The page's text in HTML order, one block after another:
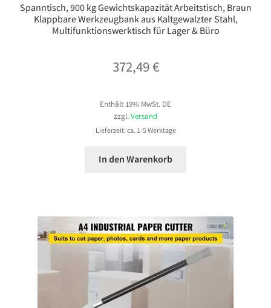
Spanntisch, 900 kg Gewichtskapazität Arbeitstisch, Braun
Klappbare Werkzeugbank aus Kaltgewalzter Stahl,
Multifunktionswerktisch für Lager & Büro
372,49€
Enthält 19% MwSt. DE
zzgl. Versand
Lieferzeit: ca. 1-5 Werktage
In den Warenkorb